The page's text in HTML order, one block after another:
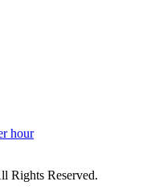
hour
Rights Reserved.